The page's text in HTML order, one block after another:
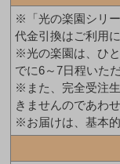
※「光の楽園シリ
代金引換はご利用
※光の楽園は、ひ
でに6～7日程いた
※また、完全受注
きませんのであわ
※お届けは、基本